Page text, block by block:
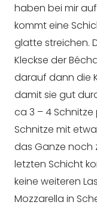
haben bei mir
kommt eine
glatte streichen.
Kleckse der
darauf dann die
damit sie gut
ca 3 – 4
Schnitze mit
das Ganze noch
letzten Schicht
keine weiteren
Mozzarella in